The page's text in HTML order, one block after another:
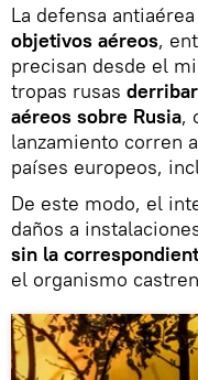
La defensa
objetivos aéreos,
precisan desde el
tropas rusas
aéreos sobre Rusia,
lanzamiento corren
países europeos,
De este modo, el
daños a
sin la
el organismo